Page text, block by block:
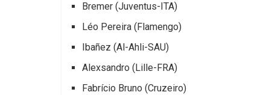
Bremer (Juventus-ITA)
Léo Pereira (Flamengo)
Ibañez (Al-Ahli-SAU)
Alexsandro (Lille-FRA)
Fabrício Bruno (Cruzeiro)